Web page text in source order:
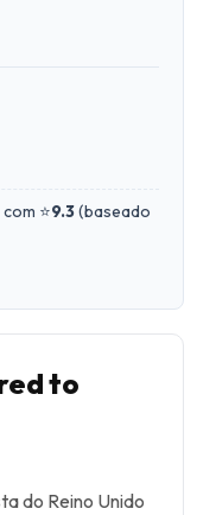
⭐9.3(baseado
to
do Reino Unido